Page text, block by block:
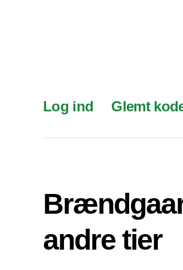
Log ind Glemt
andre tier